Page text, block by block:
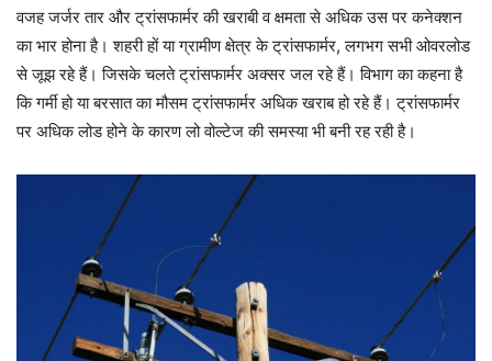
वजह जर्जर तार और ट्रांसफार्मर की खराबी व क्षमता से अधिक उस पर कनेक्शन
का भार होना है। शहरी हों या ग्रामीण क्षेत्र के ट्रांसफार्मर, लगभग सभी ओवरलोड
से जूझ रहे हैं। जिसके चलते ट्रांसफार्मर अक्सर जल रहे हैं। विभाग का कहना है
कि गर्मी हो या बरसात का मौसम ट्रांसफार्मर अधिक खराब हो रहे हैं। ट्रांसफार्मर
पर अधिक लोड होने के कारण लो वोल्टेज की समस्या भी बनी रह रही है।